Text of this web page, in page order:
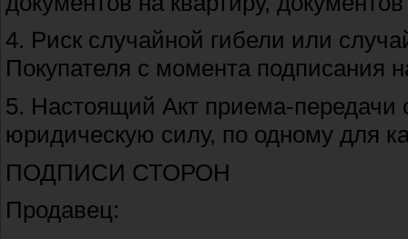
4. Риск случайной гибели или
Покупателя с момента подписания
5. Настоящий Акт приема-передачи
юридическую силу, по одному для
ПОДПИСИ СТОРОН
Продавец: